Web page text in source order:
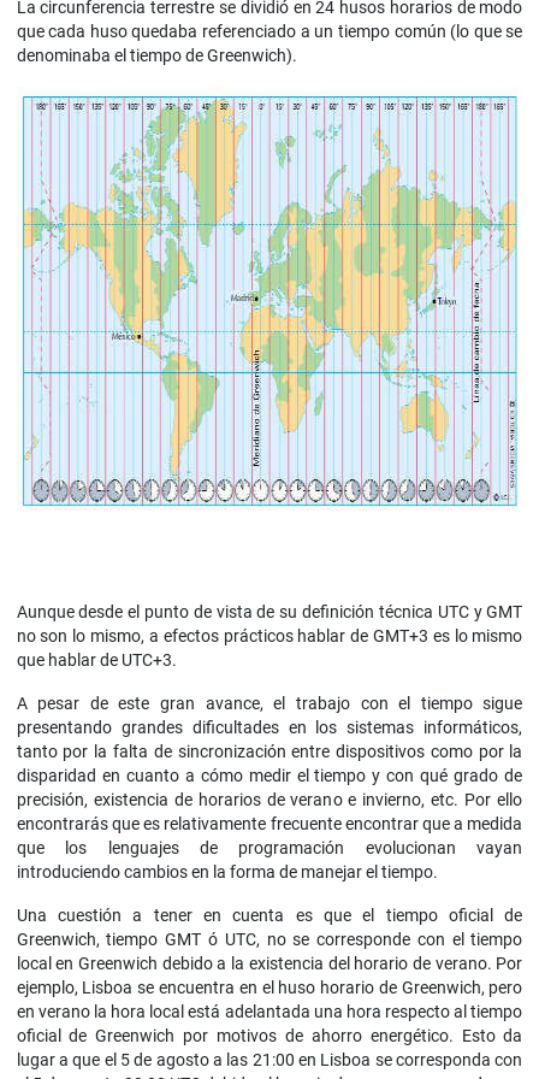
La circunferencia terrestre se dividió en 24 husos horarios de modo
que cada huso quedaba referenciado a un tiempo común (lo que se
denominaba el tiempo de Greenwich).
Aunque desde el punto de vista de su definición técnica UTC y GMT
no son lo mismo, a efectos prácticos hablar de GMT+3 es lo mismo
que hablar de UTC+3.
A pesar de este gran avance, el trabajo con el tiempo sigue
presentando grandes dificultades en los sistemas informáticos,
tanto por la falta de sincronización entre dispositivos como por la
disparidad en cuanto a cómo medir el tiempo y con qué grado de
precisión, existencia de horarios de verano e invierno, etc. Por ello
encontrarás que es relativamente frecuente encontrar que a medida
que los lenguajes de programación evolucionan vayan
introduciendo cambios en la forma de manejar el tiempo.
Una cuestión a tener en cuenta es que el tiempo oficial de
Greenwich, tiempo GMT ó UTC, no se corresponde con el tiempo
local en Greenwich debido a la existencia del horario de verano. Por
ejemplo, Lisboa se encuentra en el huso horario de Greenwich, pero
en verano la hora local está adelantada una hora respecto al tiempo
oficial de Greenwich por motivos de ahorro energético. Esto da
lugar a que el 5 de agosto a las 21:00 en Lisboa se corresponda con